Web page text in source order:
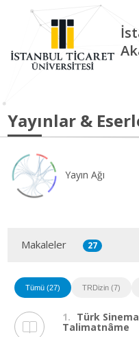
Yayınlar &
Yayın Ağı
Makaleler 27
Tümü (27) TRDizin (7)
1. Türk
Talimatnâme